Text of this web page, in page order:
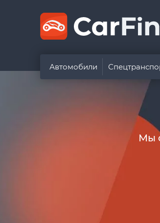
Автомобили
Мы